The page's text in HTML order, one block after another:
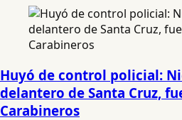
Huyó de control policial:
delantero de Santa Cruz,
Carabineros